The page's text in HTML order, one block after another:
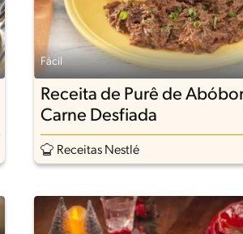
Fácil
Receita de Purê de
Carne Desfiada
Receitas Nestlé